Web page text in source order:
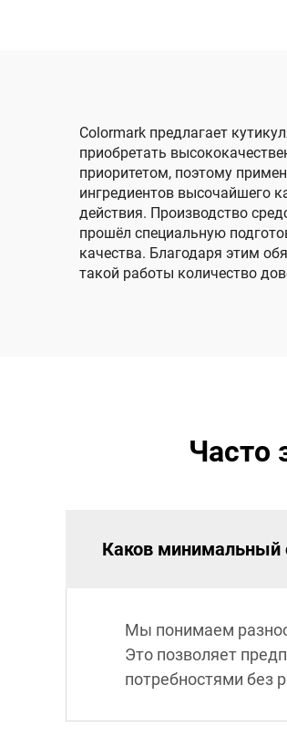
Colormark предлагает
приобретать
приоритетом, поэтому
ингредиентов высочайшего
действия. Производство
прошёл специальную
качества. Благодаря этим
такой работы количество
Часто
Каков минимальный
Мы понимаем
Это позволяет
потребностями без